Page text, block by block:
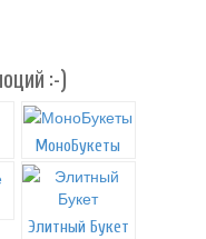
:-)
МоноБукеты
Элитный Букет